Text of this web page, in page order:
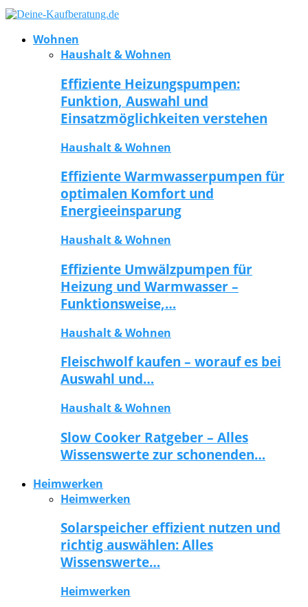
Wohnen
Haushalt & Wohnen
Effiziente Heizungspumpen:
Funktion, Auswahl und
Einsatzmöglichkeiten verstehen
Haushalt & Wohnen
Effiziente Warmwasserpumpen für
optimalen Komfort und
Energieeinsparung
Haushalt & Wohnen
Effiziente Umwälzpumpen für
Heizung und Warmwasser –
Funktionsweise,…
Haushalt & Wohnen
Fleischwolf kaufen – worauf es bei
Auswahl und…
Haushalt & Wohnen
Slow Cooker Ratgeber – Alles
Wissenswerte zur schonenden…
Heimwerken
Heimwerken
Solarspeicher effizient nutzen und
richtig auswählen: Alles
Wissenswerte…
Heimwerken